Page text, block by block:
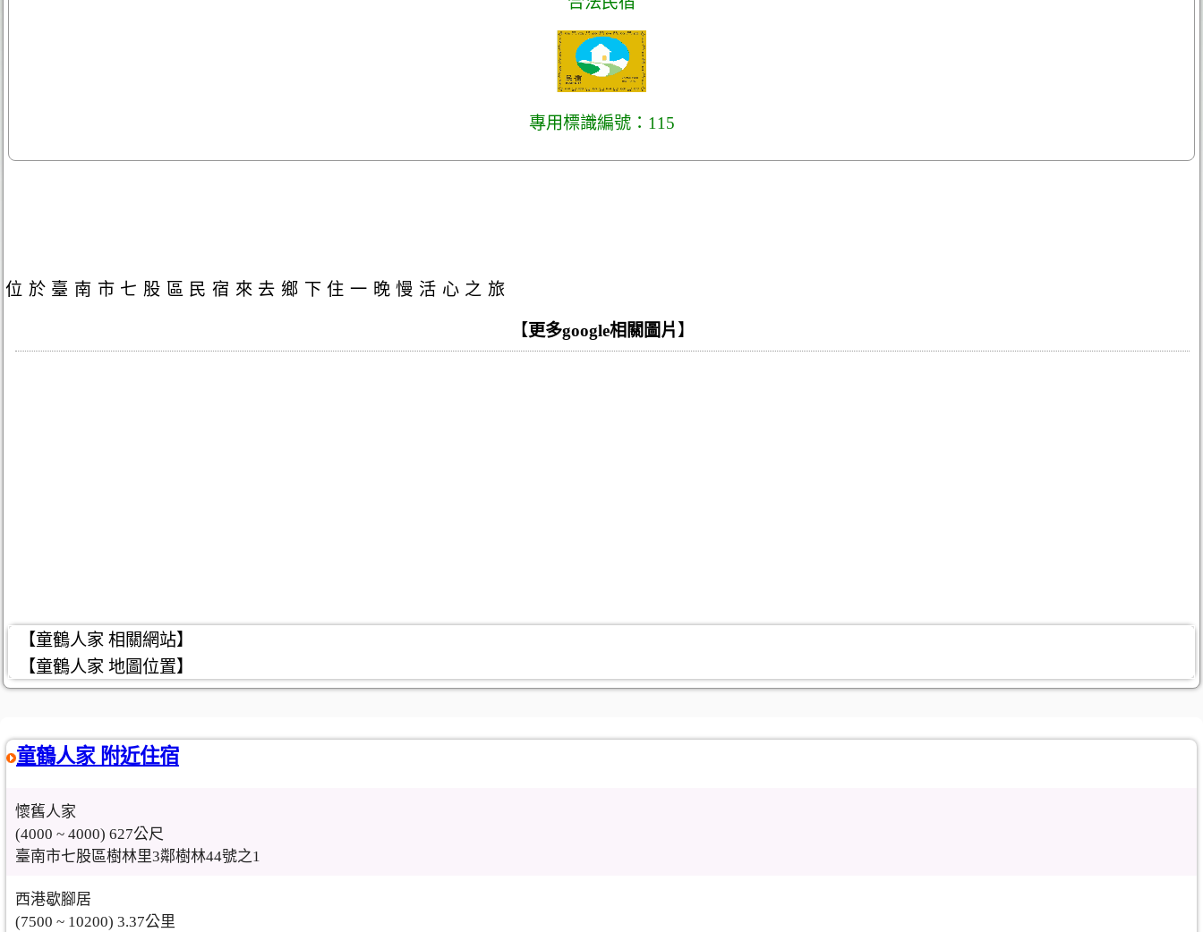
專用標識編號：115
位於臺南市七股區民宿來去鄉下住一晚慢活心之旅
【更多google相關圖片】
【童鶴人家 相關網站】
【童鶴人家 地圖位置】
童鶴人家 附近住宿
懷舊人家
(4000 ~ 4000) 627公尺
臺南市七股區樹林里3鄰樹林44號之1
西港歇腳居
(7500 ~ 10200) 3.37公里